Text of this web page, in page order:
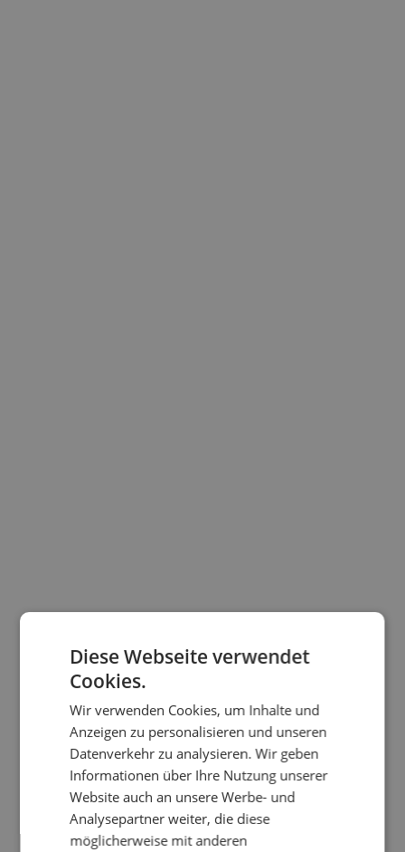
Diese Webseite verwendet
Cookies.
Wir verwenden Cookies, um Inhalte und
Anzeigen zu personalisieren und unseren
Datenverkehr zu analysieren. Wir geben
Informationen über Ihre Nutzung unserer
Website auch an unsere Werbe- und
Analysepartner weiter, die diese
möglicherweise mit anderen